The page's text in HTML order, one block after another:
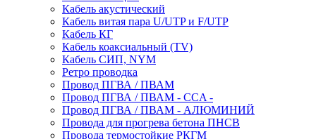
Кабель акустический
Кабель витая пара U/UTP и F/UTP
Кабель КГ
Кабель коаксиальный (TV)
Кабель СИП, NYM
Ретро проводка
Провод ПГВА / ПВАМ
Провод ПГВА / ПВАМ - CCA -
Провод ПГВА / ПВАМ - АЛЮМИНИЙ
Провода для прогрева бетона ПНСВ
Провода термостойкие РКГМ